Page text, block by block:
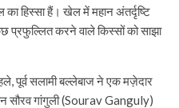
हिस्सा हैं। खेल में महान अंतर्दृष्टि
प्रफुल्लित करने वाले किस्सों को साझा
सलामी बल्लेबाज ने एक मज़ेदार
सौरव गांगुली (Sourav Ganguly)